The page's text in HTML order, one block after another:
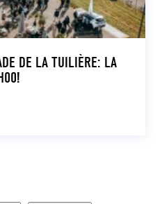
DE LA TUILIÈRE: LA